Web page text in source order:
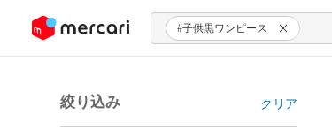
ツにスキップ #子供黒ワンピース
絞り込み クリア